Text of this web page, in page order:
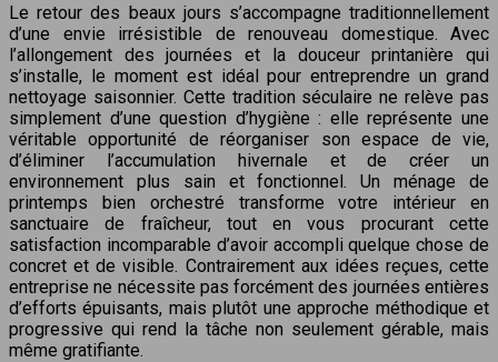
Le retour des beaux jours s’accompagne traditionnellement
d’une envie irrésistible de renouveau domestique. Avec
l’allongement des journées et la douceur printanière qui
s’installe, le moment est idéal pour entreprendre un grand
nettoyage saisonnier. Cette tradition séculaire ne relève pas
simplement d’une question d’hygiène : elle représente une
véritable opportunité de réorganiser son espace de vie,
d’éliminer l’accumulation hivernale et de créer un
environnement plus sain et fonctionnel. Un ménage de
printemps bien orchestré transforme votre intérieur en
sanctuaire de fraîcheur, tout en vous procurant cette
satisfaction incomparable d’avoir accompli quelque chose de
concret et de visible. Contrairement aux idées reçues, cette
entreprise ne nécessite pas forcément des journées entières
d’efforts épuisants, mais plutôt une approche méthodique et
progressive qui rend la tâche non seulement gérable, mais
même gratifiante.